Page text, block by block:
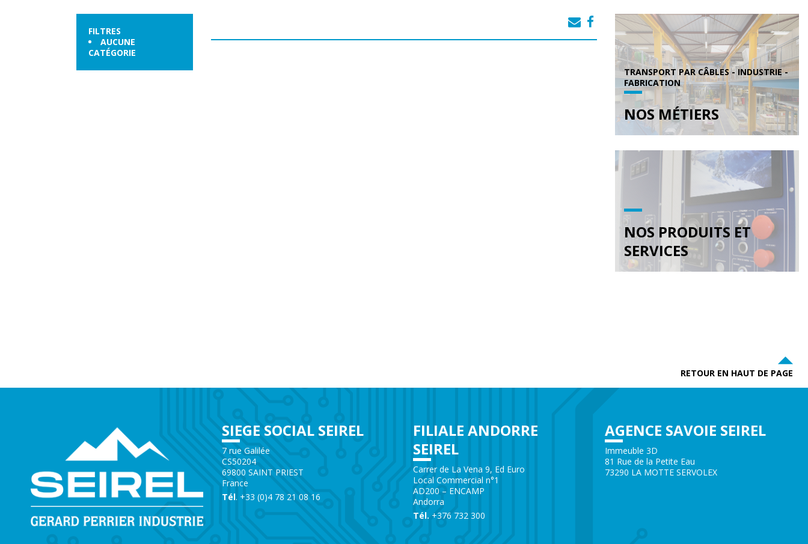
FILTRES
AUCUNE
CATÉGORIE
TRANSPORT PAR CÂBLES - INDUSTRIE -
FABRICATION
NOS MÉTIERS
NOS PRODUITS ET
SERVICES
RETOUR EN HAUT DE PAGE
SIEGE SOCIAL SEIREL
7 rue Galilée
CS50204
69800 SAINT PRIEST
France
Tél. +33 (0)4 78 21 08 16
FILIALE ANDORRE
SEIREL
Carrer de La Vena 9, Ed Euro
Local Commercial n°1
AD200 – ENCAMP
Andorra
Tél. +376 732 300
AGENCE SAVOIE SEIREL
Immeuble 3D
81 Rue de la Petite Eau
73290 LA MOTTE SERVOLEX